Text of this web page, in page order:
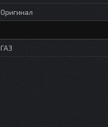
Оригинал
ГАЗ